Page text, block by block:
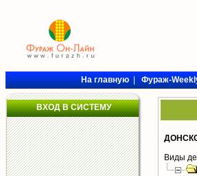
На главную|Фураж-
ВХОД В СИСТЕМУ
Виды